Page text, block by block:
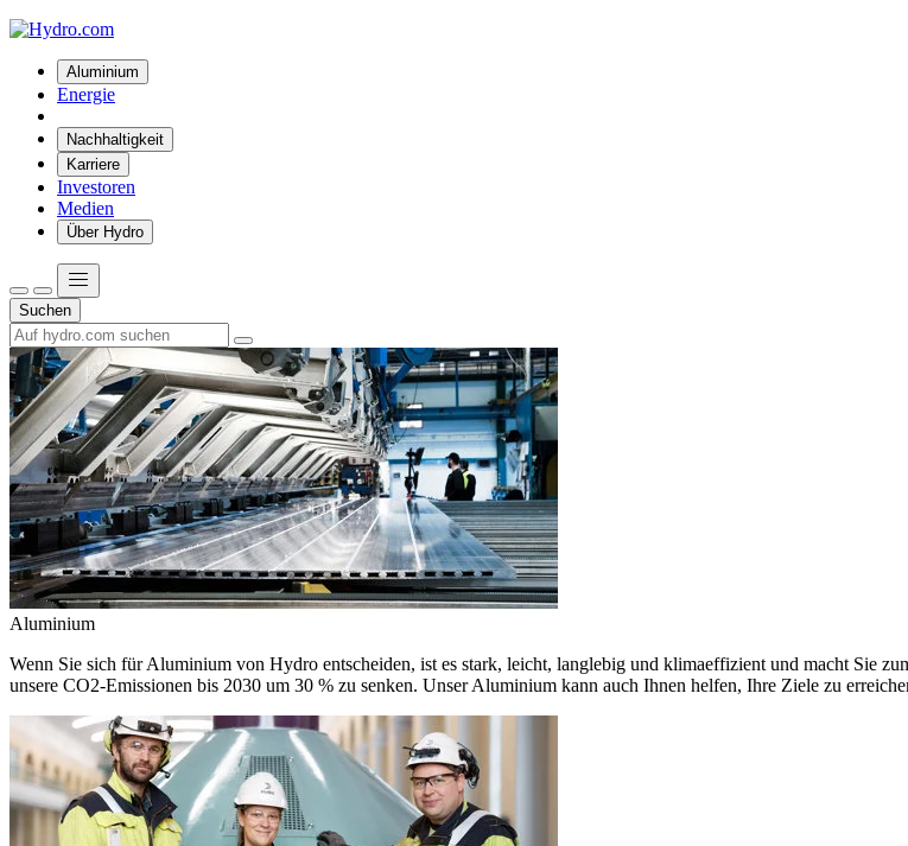
Aluminium
Energie
Nachhaltigkeit
Karriere
Investoren
Medien
Über Hydro
Suchen
Aluminium
Wenn Sie sich für Aluminium von Hydro entscheiden, ist es stark, leicht, langlebig und klimaeffizient und macht Sie
unsere CO2-Emissionen bis 2030 um 30 % zu senken. Unser Aluminium kann auch Ihnen helfen, Ihre Ziele zu